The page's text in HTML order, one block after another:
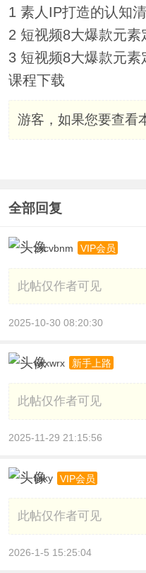
1 素人IP打造的认知
2 短视频8大爆款元
3 短视频8大爆款元
课程下载
游客，如果您要查看
全部回复
zxcvbnm VIP会员
此帖仅作者可见
2025-10-30 08:20:30
wrxwrx 新手上路
此帖仅作者可见
2025-11-29 21:15:56
ljsky VIP会员
此帖仅作者可见
2026-1-5 15:25:04